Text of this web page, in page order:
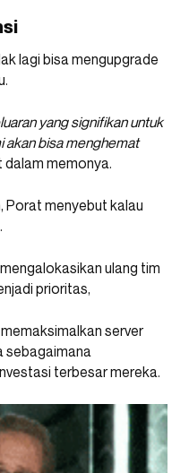
lagi bisa mengupgrade
yang signifikan untuk
akan bisa menghemat
dalam memonya.
Porat menyebut kalau
ulang tim
prioritas,
server
sebagaimana
terbesar mereka.